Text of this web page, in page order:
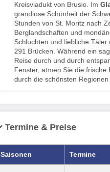
Kreisviadukt von Brusio. Im
grandiose Schönheit der
Stunden von St. Moritz nach
Berglandschaften und
Schluchten und liebliche
291 Brücken. Während ein
Reise durch und durch
Fenster, atmen Sie die
durch die schönsten
Termine & Preise
Saisonen Termine